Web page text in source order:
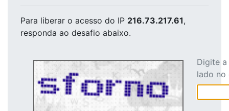
Para liberar o acesso do IP 216.73.217.61,
responda ao desafio abaixo.
Digite
lado no